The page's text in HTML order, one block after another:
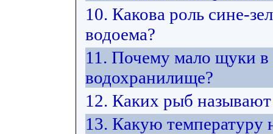
10. Какова роль сине-
водоема?
11. Почему мало щуки в
водохранилище?
12. Каких рыб
13. Какую температуру